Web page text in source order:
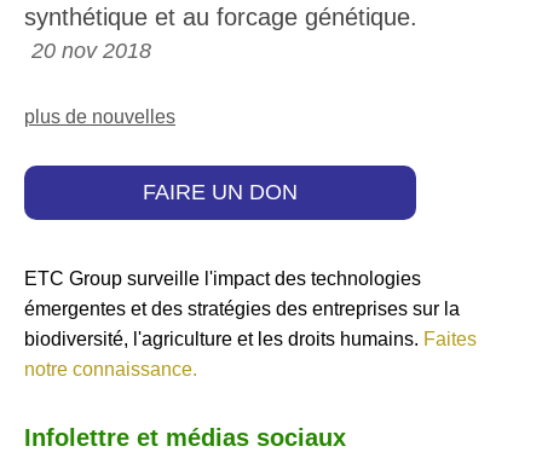
synthétique et au forcage génétique.
20 nov 2018
plus de nouvelles
FAIRE UN DON
ETC Group surveille l'impact des technologies
émergentes et des stratégies des entreprises sur la
biodiversité, l'agriculture et les droits humains. Faites
notre connaissance.
Infolettre et médias sociaux